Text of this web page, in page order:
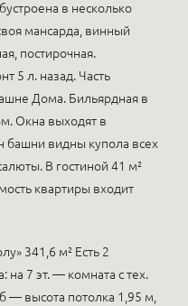
в несколько
мансарда, винный
постирочная.
5 л. назад. Часть
Дома. Бильярдная в
Окна выходят в
башни видны купола всех
В гостиной 41 м²
квартиры входит
341,6 м² Есть 2
на 7 эт. — комната с тех.
— высота потолка 1,95 м,